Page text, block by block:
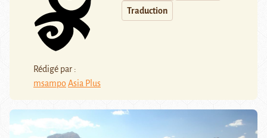
Rédigé par :
msampo Asia Plus
Traduction